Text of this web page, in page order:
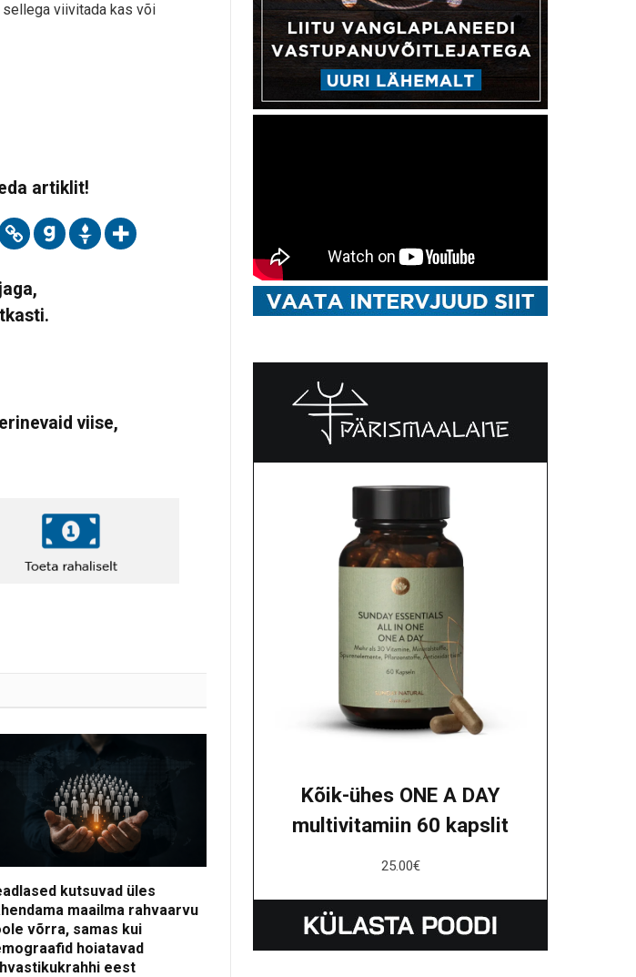
viivitada kas või
artiklit!
viise,
kutsuvad üles
maailma rahvaarvu
võrra, samas kui
hoiatavad
eest
Kõik-ühes ONE A DAY
multivitamiin 60 kapslit
25.00€